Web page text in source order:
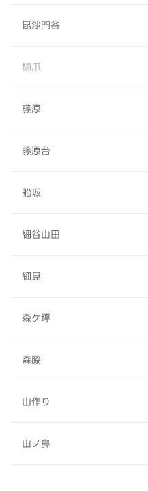
昆沙門谷
樋爪
藤原
藤原台
船坂
細谷山田
細見
森ケ坪
森脇
山作り
山ノ鼻